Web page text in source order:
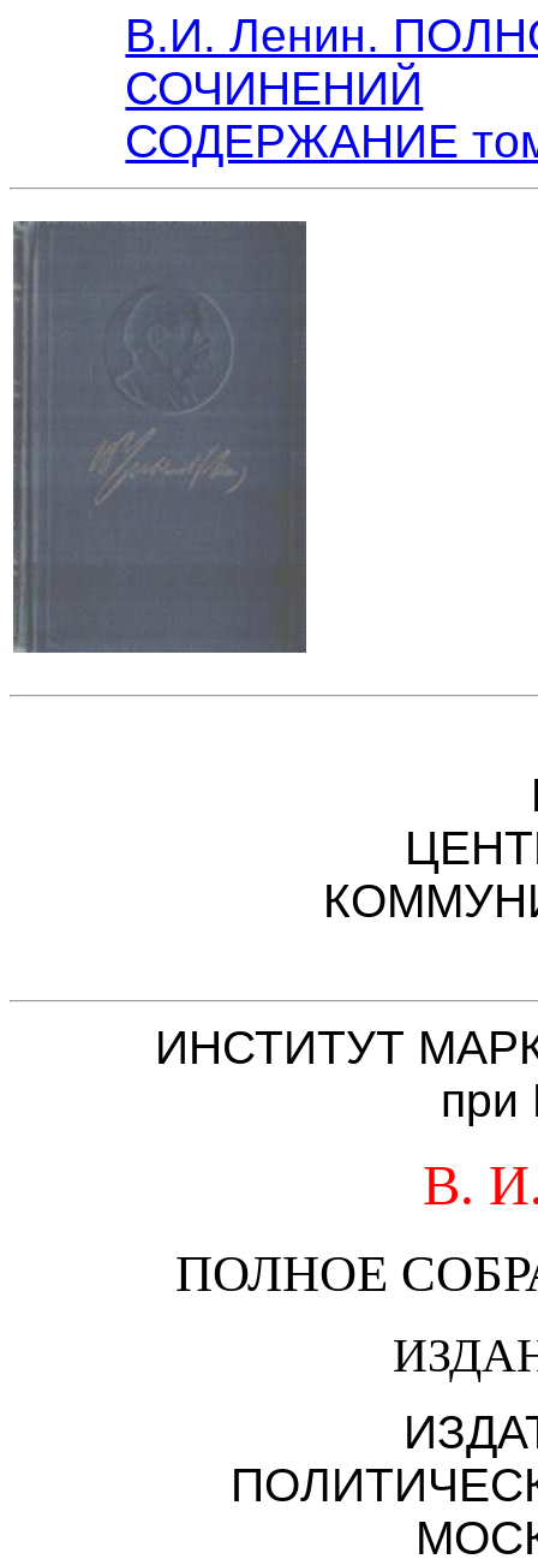
В.И. Ленин.
СОЧИНЕНИЙ
СОДЕРЖАНИЕ
ИНСТИТУТ
В.
ПОЛНОЕ